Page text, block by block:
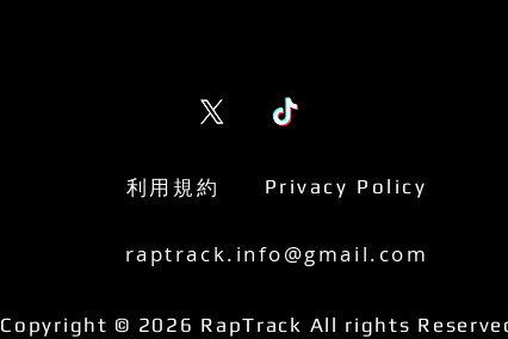
利用規約 Privacy Policy
raptrack.info@gmail.com
Copyright © 2026 RapTrack All rights